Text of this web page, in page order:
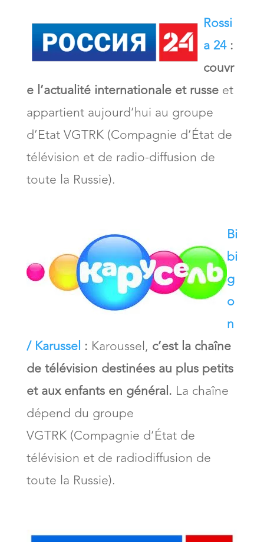
Rossi
a 24:
couvr
e l’actualité internationale et russeet
appartient aujourd’hui au groupe
d’Etat VGTRK (Compagnie d’État de
télévision et de radio-diffusion de
toute la Russie).
Bi
bi
g
o
n
/ Karussel : Karoussel, c’est la chaîne
de télévision destinées au plus petits
et aux enfants en général. La chaîne
dépend du groupe
VGTRK (Compagnie d’État de
télévision et de radiodiffusion de
toute la Russie).